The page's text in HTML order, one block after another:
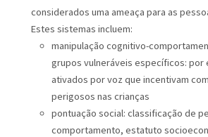
considerados uma ameaça para as
Estes sistemas incluem:
manipulação cognitivo-
grupos vulneráveis específicos: por
ativados por voz que incentivam
perigosos nas crianças
pontuação social: classificação de
comportamento, estatuto